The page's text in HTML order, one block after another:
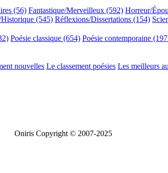
(56) Fantastique/Merveilleux (592) Horreur/
(545) Réflexions/Dissertations (154)
Poésie classique (654) Poésie contemporaine
nouvelles Le classement poésies Les meilleurs
Oniris Copyright © 2007-2025